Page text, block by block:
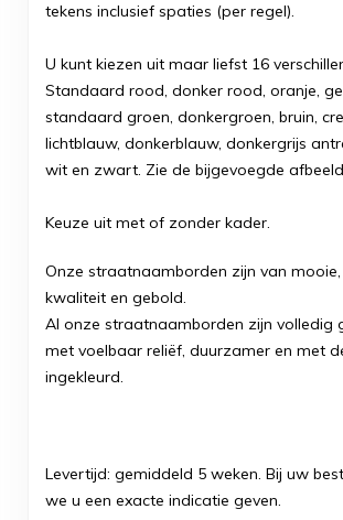
tekens inclusief spaties (per regel).
U kunt kiezen uit maar liefst 16
Standaard rood, donker rood, oranje,
standaard groen, donkergroen, bruin,
lichtblauw, donkerblauw, donkergrijs
wit en zwart. Zie de bijgevoegde
Keuze uit met of zonder kader.
Onze straatnaamborden zijn van
kwaliteit en gebold.
Al onze straatnaamborden zijn volledig
met voelbaar reliëf, duurzamer en met
ingekleurd.
Levertijd: gemiddeld 5 weken. Bij uw
we u een exacte indicatie geven.